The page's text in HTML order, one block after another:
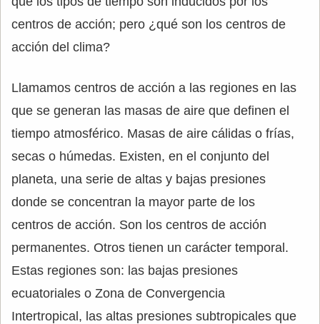
centros de acción; pero ¿qué son los centros de
acción del clima?
Llamamos centros de acción a las regiones en las
que se generan las masas de aire que definen el
tiempo atmosférico. Masas de aire cálidas o frías,
secas o húmedas. Existen, en el conjunto del
planeta, una serie de altas y bajas presiones
donde se concentran la mayor parte de los
centros de acción. Son los centros de acción
permanentes. Otros tienen un carácter temporal.
Estas regiones son: las bajas presiones
ecuatoriales o Zona de Convergencia
Intertropical, las altas presiones subtropicales que